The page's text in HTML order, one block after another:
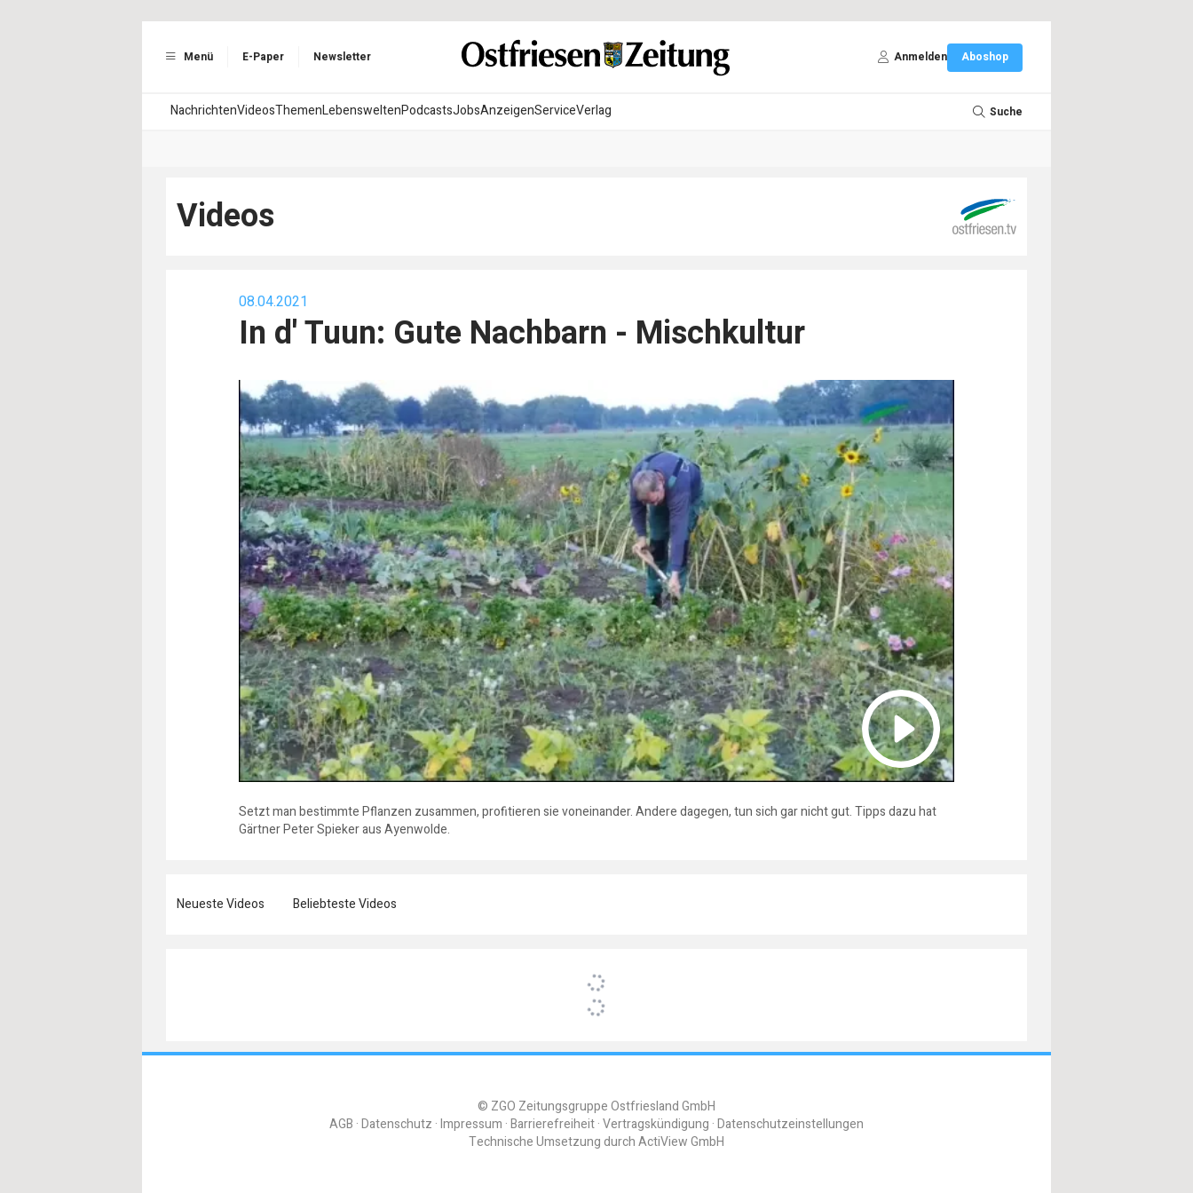
Menü E-Paper Newsletter Anmelden Aboshop
NachrichtenVideosThemenLebensweltenPodcastsJobsAnzeigenServiceVerlag Suche
Videos
08.04.2021
In d' Tuun: Gute Nachbarn - Mischkultur
Setzt man bestimmte Pflanzen zusammen, profitieren sie voneinander. Andere dagegen, tun sich gar nicht gut. Tipps dazu hat
Gärtner Peter Spieker aus Ayenwolde.
Neueste Videos Beliebteste Videos
© ZGO Zeitungsgruppe Ostfriesland GmbH
AGB Datenschutz Impressum Barrierefreiheit Vertragskündigung Datenschutzeinstellungen
Technische Umsetzung durchActiView GmbH